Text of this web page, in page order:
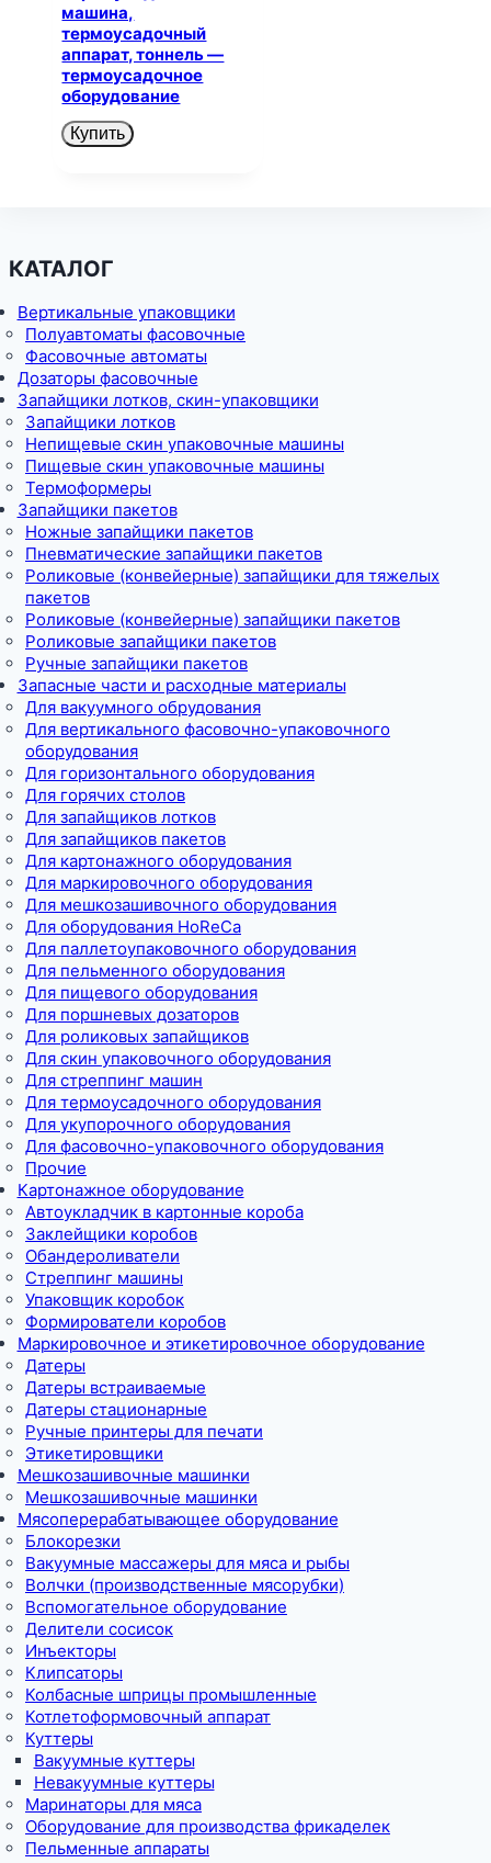
машина,
термоусадочный
аппарат, тоннель —
термоусадочное
оборудование
Купить
КАТАЛОГ
Вертикальные упаковщики
Полуавтоматы фасовочные
Фасовочные автоматы
Дозаторы фасовочные
Запайщики лотков, скин-упаковщики
Запайщики лотков
Непищевые скин упаковочные машины
Пищевые скин упаковочные машины
Термоформеры
Запайщики пакетов
Ножные запайщики пакетов
Пневматические запайщики пакетов
Роликовые (конвейерные) запайщики для тяжелых
пакетов
Роликовые (конвейерные) запайщики пакетов
Роликовые запайщики пакетов
Ручные запайщики пакетов
Запасные части и расходные материалы
Для вакуумного обрудования
Для вертикального фасовочно-упаковочного
оборудования
Для горизонтального оборудования
Для горячих столов
Для запайщиков лотков
Для запайщиков пакетов
Для картонажного оборудования
Для маркировочного оборудования
Для мешкозашивочного оборудования
Для оборудования HoReCa
Для паллетоупаковочного оборудования
Для пельменного оборудования
Для пищевого оборудования
Для поршневых дозаторов
Для роликовых запайщиков
Для скин упаковочного оборудования
Для стреппинг машин
Для термоусадочного оборудования
Для укупорочного оборудования
Для фасовочно-упаковочного оборудования
Прочие
Картонажное оборудование
Автоукладчик в картонные короба
Заклейщики коробов
Обандероливатели
Стреппинг машины
Упаковщик коробок
Формирователи коробов
Маркировочное и этикетировочное оборудование
Датеры
Датеры встраиваемые
Датеры стационарные
Ручные принтеры для печати
Этикетировщики
Мешкозашивочные машинки
Мешкозашивочные машинки
Мясоперерабатывающее оборудование
Блокорезки
Вакуумные массажеры для мяса и рыбы
Волчки (производственные мясорубки)
Вспомогательное оборудование
Делители сосисок
Инъекторы
Клипсаторы
Колбасные шприцы промышленные
Котлетоформовочный аппарат
Куттеры
Вакуумные куттеры
Невакуумные куттеры
Маринаторы для мяса
Оборудование для производства фрикаделек
Пельменные аппараты